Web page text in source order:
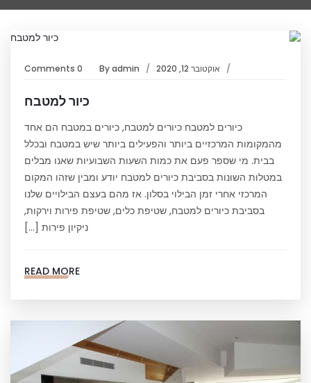
אוקטובר 12, 2020 Byadmin
0 Comments
כיור למטבח
כיורים למטבח כיורים למטבח, כיורים במטבח הם אחד
מהמקומות המרכזיים ביותר והפעילים ביותר שיש במטבח ובכלל
בבית. מי שספר פעם את כמות השעות השבועיות שאנו מבלים
במטלות השונות בסביבת כיורים למטבח יודע ומבין שזהו המקום
המרכזי אחרי זמן הבילוי בסלון. אז מהם בעצם הבילויים שלנו
בסביבת כיורים למטבח, שטיפת כלים, שטיפת פירות וירקות,
ניקיון פירות […]
READ MORE